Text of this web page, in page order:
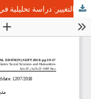
مديرو مدارس التعليم الأساس وإدارة التغيير: دراسة تحليلية في ضوء مستجدات التطوير التربوي بسلطنة عمان